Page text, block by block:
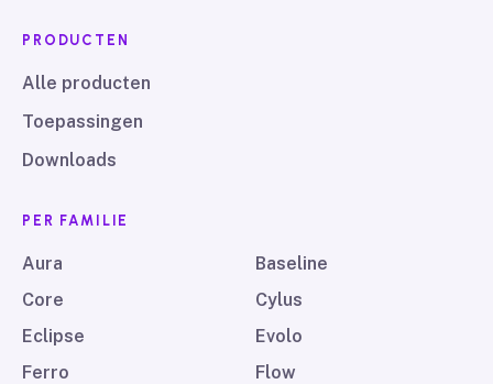
PRODUCTEN
Alle producten
Toepassingen
Downloads
PER FAMILIE
Aura
Baseline
Core
Cylus
Eclipse
Evolo
Ferro
Flow